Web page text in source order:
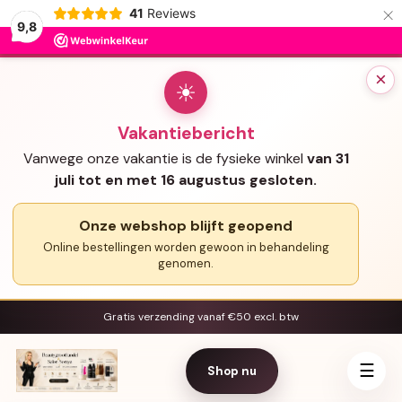
9,8
41 Reviews ×
×
☀
Vakantiebericht
Vanwege onze vakantie is de fysieke winkel van 31
juli tot en met 16 augustus gesloten.
Onze webshop blijft geopend
Online bestellingen worden gewoon in behandeling
genomen.
Gratis verzending vanaf €50 excl. btw
Shop nu ☰